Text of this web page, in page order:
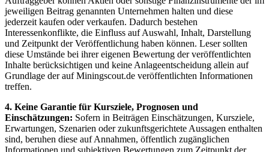
jeweiligen Beitrag genannten Unternehmen halten und diese
jederzeit kaufen oder verkaufen. Dadurch bestehen
Interessenkonflikte, die Einfluss auf Auswahl, Inhalt, Darstellung
und Zeitpunkt der Veröffentlichung haben können. Leser sollten
diese Umstände bei ihrer eigenen Bewertung der veröffentlichten
Inhalte berücksichtigen und keine Anlageentscheidung allein auf
Grundlage der auf Miningscout.de veröffentlichten Informationen
treffen.
4. Keine Garantie für Kursziele, Prognosen und
Einschätzungen: Sofern in Beiträgen Einschätzungen, Kursziele,
Erwartungen, Szenarien oder zukunftsgerichtete Aussagen enthalten
sind, beruhen diese auf Annahmen, öffentlich zugänglichen
Informationen und subjektiven Bewertungen zum Zeitpunkt der